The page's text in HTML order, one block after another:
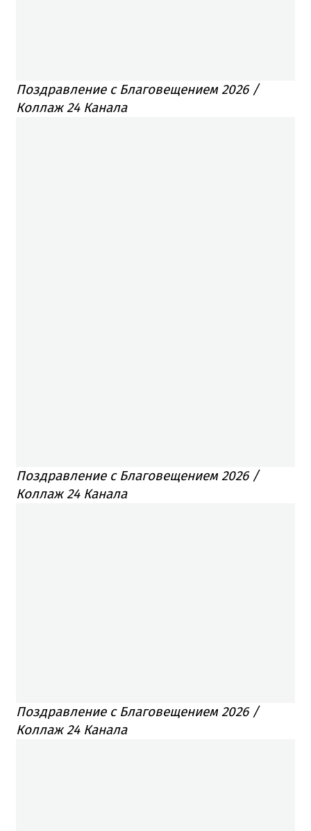
Поздравление с Благовещением 2026 /
Коллаж 24 Канала
Поздравление с Благовещением 2026 /
Коллаж 24 Канала
Поздравление с Благовещением 2026 /
Коллаж 24 Канала